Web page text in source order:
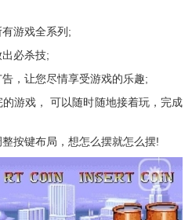
游戏全系列;
必杀技;
，让您尽情享受游戏的乐趣;
游戏， 可以随时随地接着玩，完成
按键布局，想怎么摆就怎么摆!